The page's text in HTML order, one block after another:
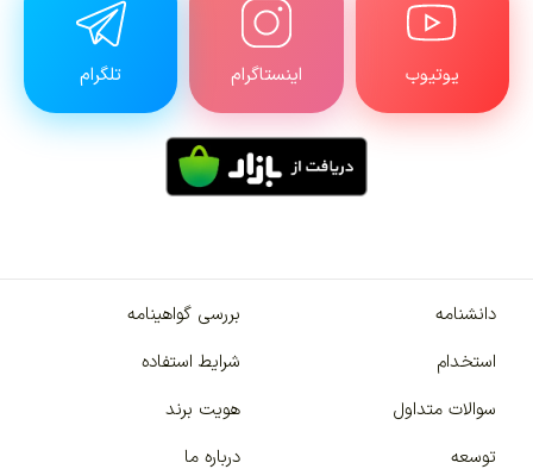
یوتیوب اینستاگرام تلگرام
دانشنامه
بررسی گواهینامه
استخدام
شرایط استفاده
سوالات متداول
هویت برند
توسعه
درباره ما